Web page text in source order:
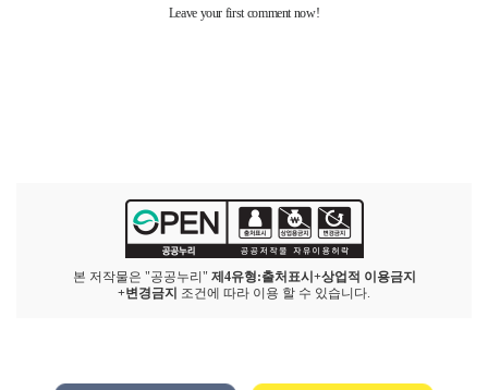
본 저작물은 "공공누리" 제4유형:출처표시+상업적 이용금지
+변경금지 조건에 따라 이용 할 수 있습니다.